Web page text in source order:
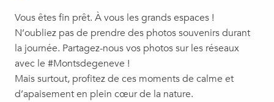
Vous êtes fin prêt. À vous les grands espaces !
N’oubliez pas de prendre des photos souvenirs durant
la journée. Partagez-nous vos photos sur les réseaux
avec le #Montsdegeneve !
Mais surtout, profitez de ces moments de calme et
d’apaisement en plein cœur de la nature.